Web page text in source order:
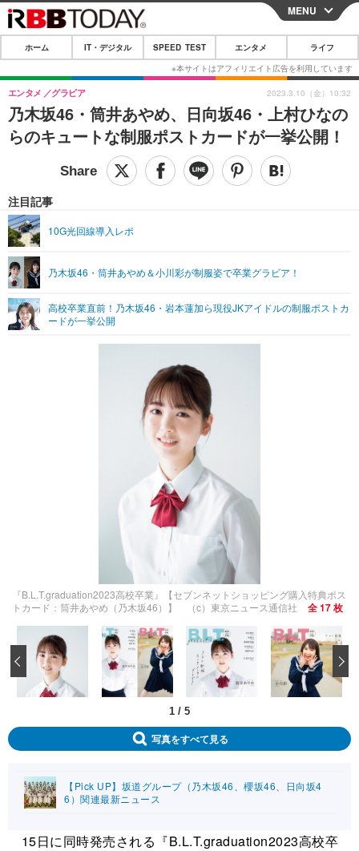
CLOSE
ホーム
IT・デジタル
IT・デジタルTOP スマートフォン
ショッピング その他
SPEED TEST
エンタメTOP 映画・ドラマ
グラビア ブログ
ショッピング その他
ライフTOP
リリース一覧
プッシュ通知の停止方法
MENU
ホーム IT・デジタル SPEED TEST エンタメ ライフ
乃木坂46・筒井あやめ、日向坂46・上村ひなの
らのキュートな制服ポストカードが一挙公開！
エンタメ グラビア
注目記事
10G光回線導入レポ
乃木坂46・筒井あやめ＆小川彩が制服姿で卒業グラビア！
高校卒業直前！乃木坂46・岩本蓮加ら現役JKアイドルの制服ポストカ
ードが一挙公開
2023.3.10（金）10:32
『B.L.T.graduation2023高校卒業』【セブンネットショッピング購入特典ポス
トカード：筒井あやめ（乃木坂46）】 （c）東京ニュース通信社
全 17 枚
1 / 5
‹
写真をすべて見る
【Pick UP】坂道グループ（乃木坂46、櫻坂46、日向坂4
6）関連最新ニュース
15日に同時発売される『B.L.T.graduation2023高校卒